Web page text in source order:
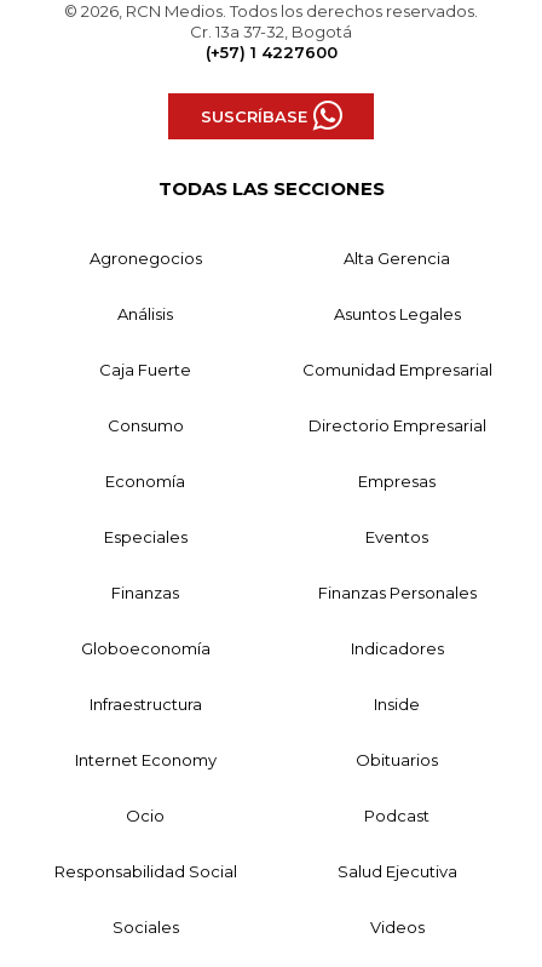
© 2026, RCN Medios. Todos los derechos reservados.
Cr. 13a 37-32, Bogotá
(+57) 1 4227600
SUSCRÍBASE
TODAS LAS SECCIONES
Agronegocios Alta Gerencia
Análisis Asuntos Legales
Caja Fuerte Comunidad Empresarial
Consumo Directorio Empresarial
Economía Empresas
Especiales Eventos
Finanzas Finanzas Personales
Globoeconomía Indicadores
Infraestructura Inside
Internet Economy Obituarios
Ocio Podcast
Responsabilidad Social Salud Ejecutiva
Sociales Videos